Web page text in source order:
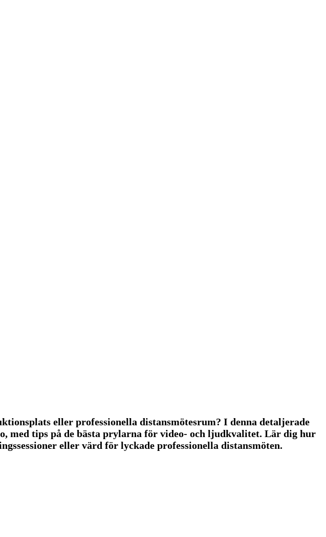
eller professionella distansmötesrum? I denna detaljerade
med tips på de bästa prylarna för video- och ljudkvalitet. Lär dig hur
eller värd för lyckade professionella distansmöten.